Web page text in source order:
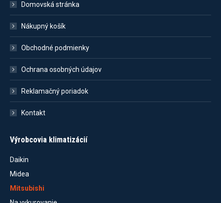
Domovská stránka
Nákupný košík
Obchodné podmienky
Ochrana osobných údajov
Reklamačný poriadok
Kontakt
Výrobcovia klimatizácií
Daikin
Midea
Mitsubishi